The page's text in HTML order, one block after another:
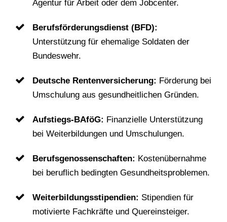
Agentur für Arbeit oder dem Jobcenter.
Berufsförderungsdienst (BFD):
Unterstützung für ehemalige Soldaten der
Bundeswehr.
Deutsche Rentenversicherung: Förderung bei
Umschulung aus gesundheitlichen Gründen.
Aufstiegs-BAföG: Finanzielle Unterstützung
bei Weiterbildungen und Umschulungen.
Berufsgenossenschaften: Kostenübernahme
bei beruflich bedingten Gesundheitsproblemen.
Weiterbildungsstipendien: Stipendien für
motivierte Fachkräfte und Quereinsteiger.